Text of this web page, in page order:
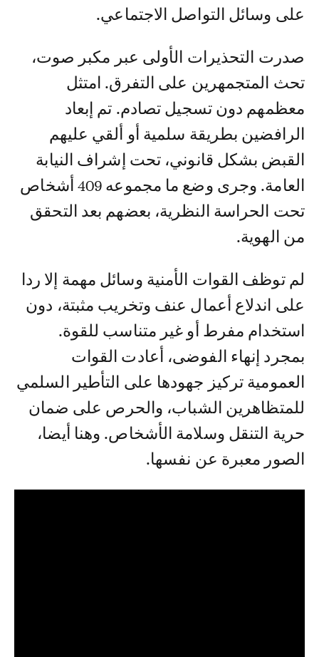
على وسائل التواصل الاجتماعي.
صدرت التحذيرات الأولى عبر مكبر صوت،
تحث المتجمهرين على التفرق. امتثل
معظمهم دون تسجيل تصادم. تم إبعاد
الرافضين بطريقة سلمية أو ألقي عليهم
القبض بشكل قانوني، تحت إشراف النيابة
العامة. وجرى وضع ما مجموعه 409 أشخاص
تحت الحراسة النظرية، بعضهم بعد التحقق
من الهوية.
لم توظف القوات الأمنية وسائل مهمة إلا ردا
على اندلاع أعمال عنف وتخريب مثبتة، دون
استخدام مفرط أو غير متناسب للقوة.
بمجرد إنهاء الفوضى، أعادت القوات
العمومية تركيز جهودها على التأطير السلمي
للمتظاهرين الشباب، والحرص على ضمان
حرية التنقل وسلامة الأشخاص. وهنا أيضا،
الصور معبرة عن نفسها.